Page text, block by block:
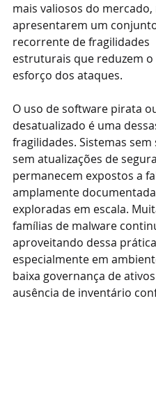
mais valiosos do
apresentarem um
recorrente de fragilidades
estruturais que reduzem o
esforço dos ataques.
O uso de software pirata
desatualizado é uma
fragilidades. Sistemas
sem atualizações de
permanecem expostos a
amplamente
exploradas em escala.
famílias de malware
aproveitando dessa
especialmente em
baixa governança de
ausência de inventário